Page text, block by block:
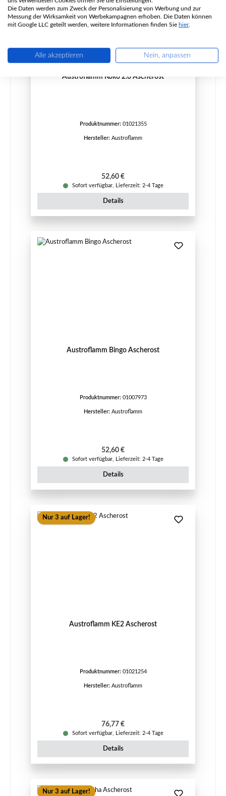
Austroflamm Koko 2.0 Ascherost
Produktnummer: 01021355
Hersteller: Austroflamm
Regulärer Preis:
52,60 €
Sofort verfügbar, Lieferzeit: 2-4 Tage
Details
Austroflamm Bingo Ascherost
Produktnummer: 01007973
Hersteller: Austroflamm
Regulärer Preis:
52,60 €
Sofort verfügbar, Lieferzeit: 2-4 Tage
Details
Nur 3 auf Lager!
Austroflamm KE2 Ascherost
Produktnummer: 01021254
Hersteller: Austroflamm
Regulärer Preis:
76,77 €
Sofort verfügbar, Lieferzeit: 2-4 Tage
Details
Nur 3 auf Lager!
Die Daten werden zum Zweck der Personalisierung von Werbung und zur
Messung der Wirksamkeit von Werbekampagnen erhoben. Die Daten können
mit Google LLC geteilt werden, weitere Informationen finden Sie hier.
Alle akzeptieren Nein, anpassen